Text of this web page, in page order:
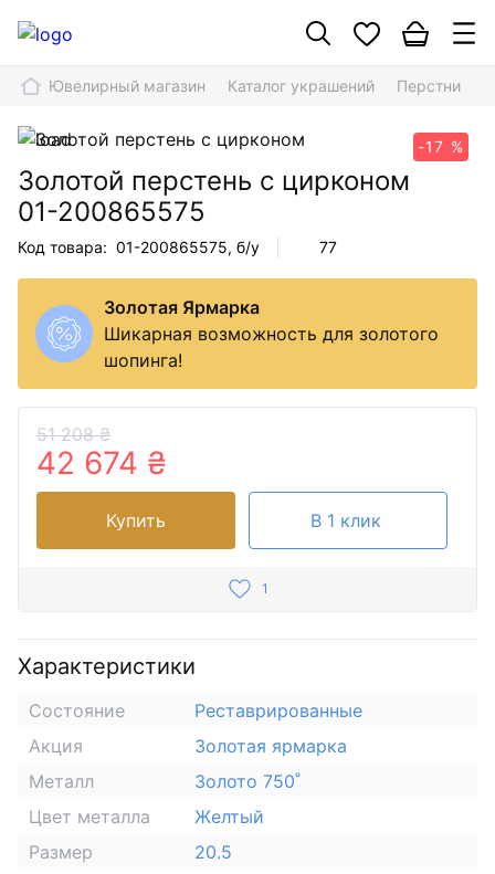
Ювелирный магазин Каталог украшений Перстни
-17 %
Золотой перстень с цирконом
01-200865575
Код товара: 01-200865575, б/у 77
Золотая Ярмарка
Шикарная возможность для золотого
шопинга!
51 208 ₴
42 674 ₴
Купить В 1 клик
1
Характеристики
Состояние
Реставрированные
Акция
Золотая ярмарка
Металл
Золото 750˚
Цвет металла
Желтый
Размер
20.5